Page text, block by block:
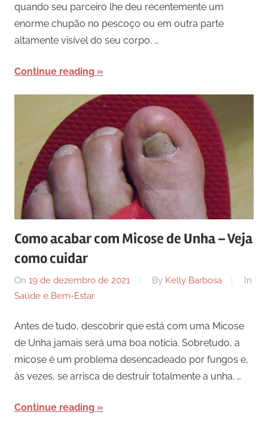
quando seu parceiro lhe deu recentemente um
enorme chupão no pescoço ou em outra parte
altamente visível do seu corpo. …
Continue reading
Como acabar com Micose de Unha – Veja
como cuidar
On 19 de dezembro de 2021 By Kelly Barbosa
In
Saúde e Bem-Estar
Antes de tudo, descobrir que está com uma Micose
de Unha jamais será uma boa notícia. Sobretudo, a
micose é um problema desencadeado por fungos e,
às vezes, se arrisca de destruir totalmente a unha. …
Continue reading